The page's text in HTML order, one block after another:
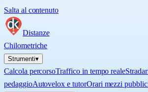
Salta al contenuto
Distanze
Chilometriche
Strumenti▾
Calcola percorsoTraffico in tempo reale
pedaggioAutovelox e tutorOrari mezzi